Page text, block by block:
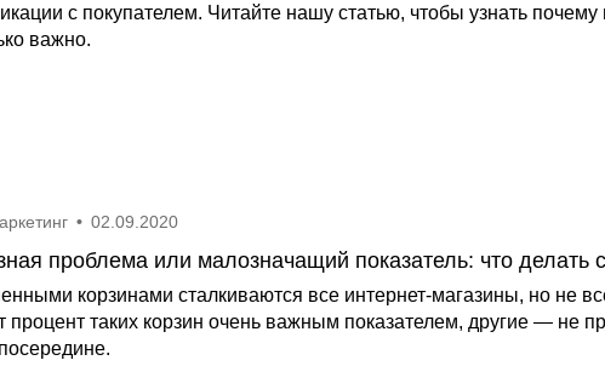
с покупателем. Читайте нашу статью, чтобы узнать почему
важно.
• 02.09.2020
проблема или малозначащий показатель: что
корзинами сталкиваются все интернет-магазины, но не
процент таких корзин очень важным показателем, другие — не